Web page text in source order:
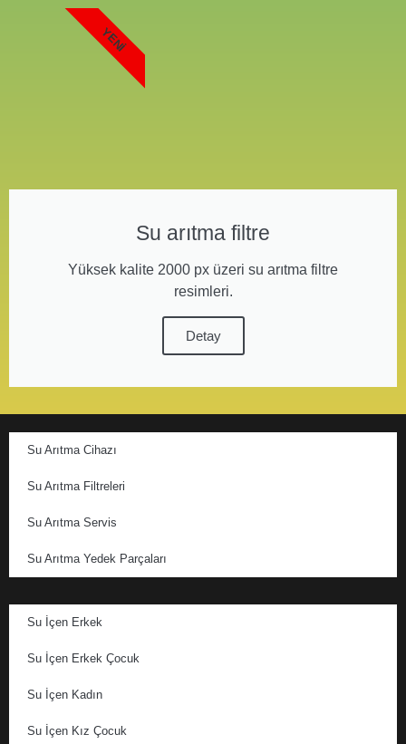
Su arıtma filtre
Yüksek kalite 2000 px üzeri su arıtma filtre
resimleri.
Detay
YENI
Su Arıtma Cihazı
Su Arıtma Filtreleri
Su Arıtma Servis
Su Arıtma Yedek Parçaları
Su İçen Erkek
Su İçen Erkek Çocuk
Su İçen Kadın
Su İçen Kız Çocuk